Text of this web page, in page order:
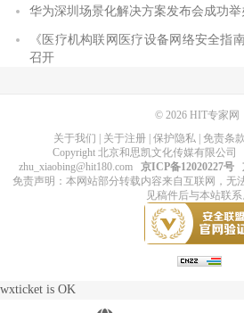
华为深圳场景化解决方案发布会成功举
《医疗机构联网医疗设备网络安全指
召开
© 2026 HIT专家网
关于我们
关于注册 保护隐私 免责条款
Copyright 北京和思凯文化传媒有限公司
zhu_xiaobing@hit180.com
京ICP备12020227号
免责声明：本网站部分转载内容来自互联网，无
见稿件后与本站联系
wxticket is OK